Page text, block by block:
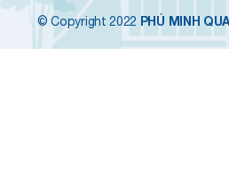
© Copyright 2022 PHÚ MINH